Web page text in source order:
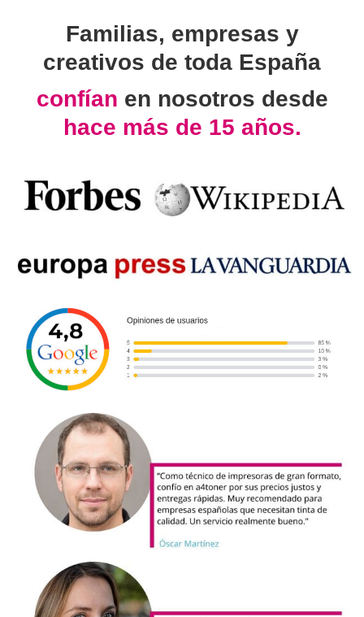
Familias, empresas y
creativos de toda España
confían en nosotros desde
hace más de 15 años.